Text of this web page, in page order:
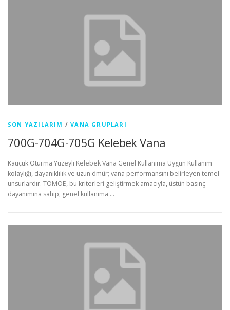
SON YAZILARIM /VANA GRUPLARI
700G-704G-705G Kelebek Vana
Kauçuk Oturma Yüzeyli Kelebek Vana Genel Kullanıma Uygun Kullanım
kolaylığı, dayanıklılık ve uzun ömür; vana performansını belirleyen temel
unsurlardır. TOMOE, bu kriterleri geliştirmek amacıyla, üstün basınç
dayanımına sahip, genel kullanıma …